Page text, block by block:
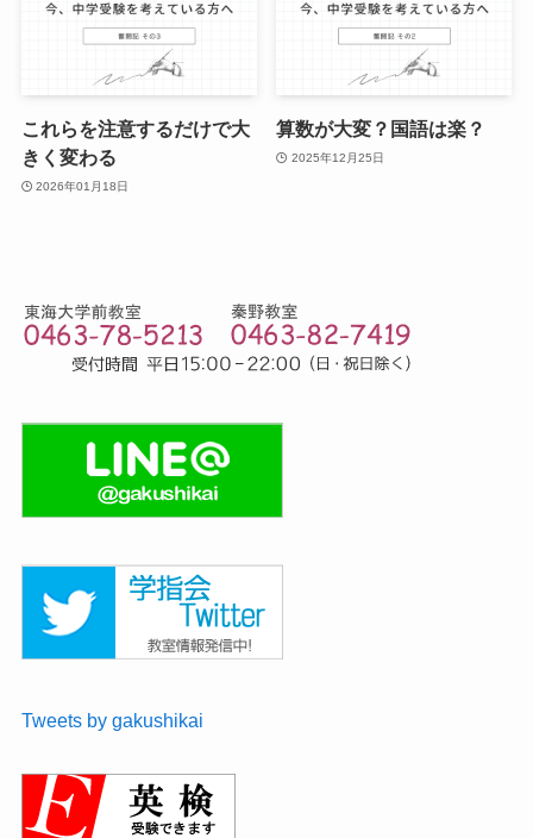
これらを注意するだけで大
きく変わる
2026年01月18日
算数が大変？国語は楽？
2025年12月25日
Tweets by gakushikai